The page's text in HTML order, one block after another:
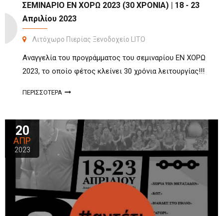
ΣΕΜΙΝΑΡΙΟ ΕΝ ΧΟΡΩ 2023 (30 ΧΡΟΝΙΑ) | 18 - 23
Απριλίου 2023
Λιτόχωρο Πιερίας Ξενοδοχείο LITO
Αναγγελία του προγράμματος του σεμιναρίου ΕΝ ΧΟΡΩ
2023, το οποίο φέτος κλείνει 30 χρόνια λειτουργίας!!!
ΠΕΡΙΣΣΟΤΕΡΑ
20
ΑΠΡ
2023